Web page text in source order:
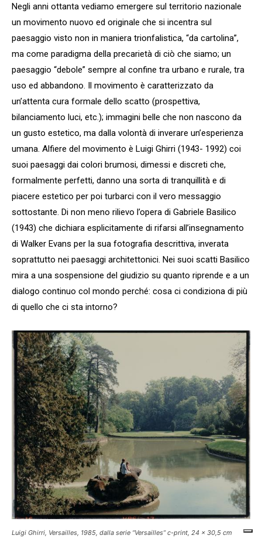
Negli anni ottanta vediamo emergere sul territorio nazionale
un movimento nuovo ed originale che si incentra sul
paesaggio visto non in maniera trionfalistica, “da cartolina”,
ma come paradigma della precarietà di ciò che siamo; un
paesaggio “debole” sempre al confine tra urbano e rurale, tra
uso ed abbandono. Il movimento è caratterizzato da
un’attenta cura formale dello scatto (prospettiva,
bilanciamento luci, etc.); immagini belle che non nascono da
un gusto estetico, ma dalla volontà di inverare un’esperienza
umana. Alfiere del movimento è Luigi Ghirri (1943- 1992) coi
suoi paesaggi dai colori brumosi, dimessi e discreti che,
formalmente perfetti, danno una sorta di tranquillità e di
piacere estetico per poi turbarci con il vero messaggio
sottostante. Di non meno rilievo l’opera di Gabriele Basilico
(1943) che dichiara esplicitamente di rifarsi all’insegnamento
di Walker Evans per la sua fotografia descrittiva, inverata
soprattutto nei paesaggi architettonici. Nei suoi scatti Basilico
mira a una sospensione del giudizio su quanto riprende e a un
dialogo continuo col mondo perché: cosa ci condiziona di più
di quello che ci sta intorno?
Luigi Ghirri, Versailles, 1985, dalla serie “Versailles” c-print, 24 x 30,5 cm